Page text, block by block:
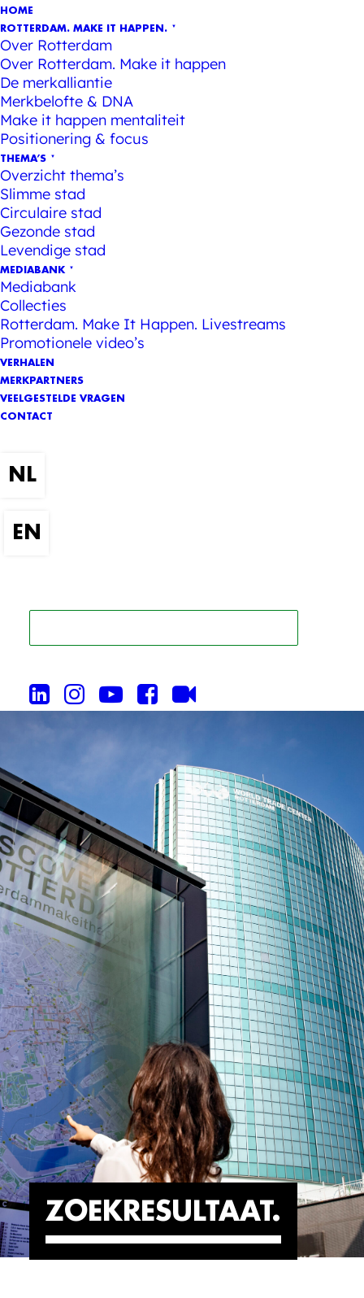
HOME
ROTTERDAM. MAKE IT HAPPEN.
Over Rotterdam
Over Rotterdam. Make it happen
De merkalliantie
Merkbelofte & DNA
Make it happen mentaliteit
Positionering & focus
THEMA’S
Overzicht thema’s
Slimme stad
Circulaire stad
Gezonde stad
Levendige stad
MEDIABANK
Mediabank
Collecties
Rotterdam. Make It Happen. Livestreams
Promotionele video’s
VERHALEN
MERKPARTNERS
VEELGESTELDE VRAGEN
CONTACT
ZOEKRESULTAAT